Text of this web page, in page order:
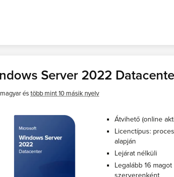
Server 2022
magyar éstöbb mint 10 másik nyelv
Átvihető (online
Licenctípus:
alapján
Lejárat nélküli
Legalább 16